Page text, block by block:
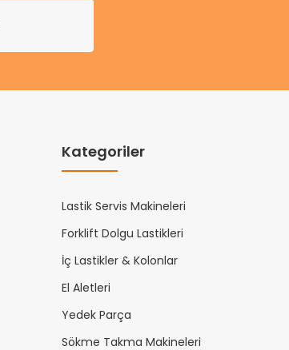
Kategoriler
Lastik Servis Makineleri
Forklift Dolgu Lastikleri
İç Lastikler & Kolonlar
El Aletleri
Yedek Parça
Sökme Takma Makineleri